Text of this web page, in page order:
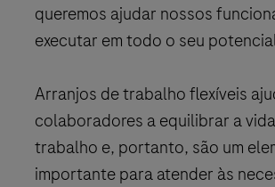
queremos ajudar nossos
executar em todo o seu
Arranjos de trabalho flexíveis
colaboradores a equilibrar a
trabalho e, portanto, são um
importante para atender às